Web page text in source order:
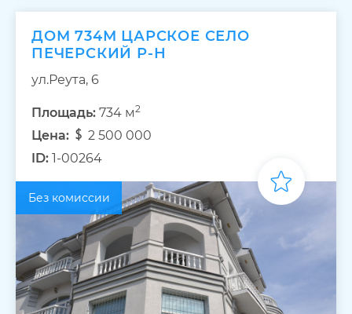
ДОМ 734М ЦАРСКОЕ СЕЛО
ПЕЧЕРСКИЙ Р-Н
ул.Реута, 6
Площадь: 734 м2
Цена:
2 500 000
ID: 1-00264
Без комиссии